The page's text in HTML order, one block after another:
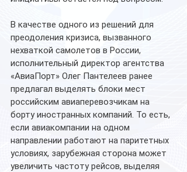
В качестве одного из решений для
преодоления кризиса, вызванного
нехваткой самолетов в России,
исполнительный директор агентства
«АвиаПорт» Олег Пантелеев ранее
предлагал выделять блоки мест
российским авиаперевозчикам на
борту иностранных компаний. То есть,
если авиакомпании на одном
направлении работают на паритетных
условиях, зарубежная сторона может
увеличить частоту рейсов, выделяя